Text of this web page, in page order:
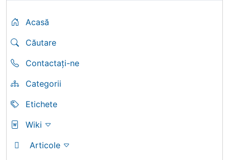
Acasă
Căutare
Contactați-ne
Categorii
Etichete
Wiki
Articole